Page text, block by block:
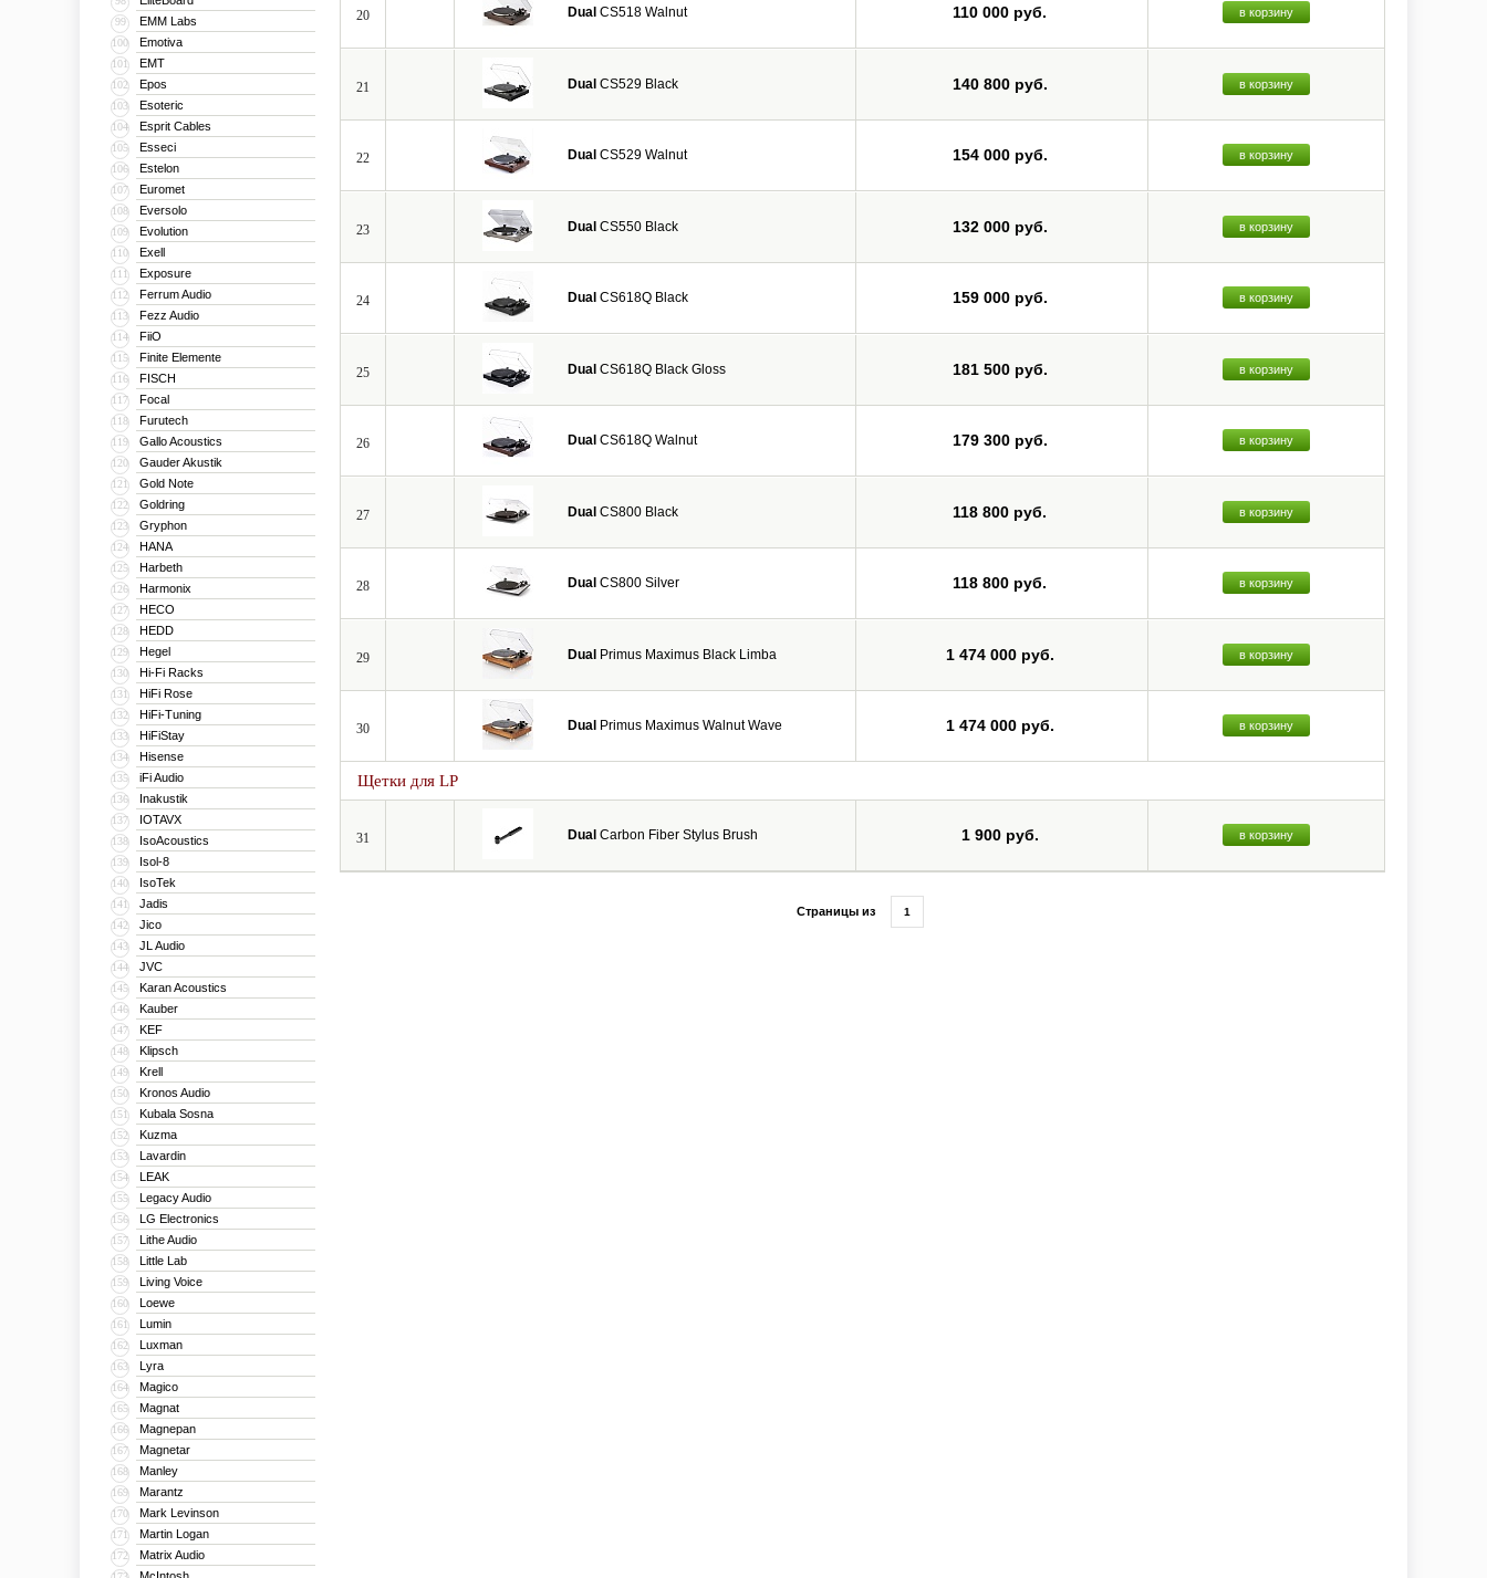
99 EMM Labs
100 Emotiva
101 EMT
102 Epos
103 Esoteric
104 Esprit Cables
105 Esseci
106 Estelon
107 Euromet
108 Eversolo
109 Evolution
110 Exell
111 Exposure
112 Ferrum Audio
113 Fezz Audio
114 FiiO
115 Finite Elemente
116 FISCH
117 Focal
118 Furutech
119 Gallo Acoustics
120 Gauder Akustik
121 Gold Note
122 Goldring
123 Gryphon
124 HANA
125 Harbeth
126 Harmonix
127 HECO
128 HEDD
129 Hegel
130 Hi-Fi Racks
131 HiFi Rose
132 HiFi-Tuning
133 HiFiStay
134 Hisense
135 iFi Audio
136 Inakustik
137 IOTAVX
138 IsoAcoustics
139 Isol-8
140 IsoTek
141 Jadis
142 Jico
143 JL Audio
144 JVC
145 Karan Acoustics
146 Kauber
147 KEF
148 Klipsch
149 Krell
150 Kronos Audio
151 Kubala Sosna
152 Kuzma
153 Lavardin
154 LEAK
155 Legacy Audio
156 LG Electronics
157 Lithe Audio
158 Little Lab
159 Living Voice
160 Loewe
161 Lumin
162 Luxman
163 Lyra
164 Magico
165 Magnat
166 Magnepan
167 Magnetar
168 Manley
169 Marantz
170 Mark Levinson
171 Martin Logan
172 Matrix Audio
20 Dual CS518 Walnut 110 000 руб. в корзину
21 Dual CS529 Black 140 800 руб. в корзину
22 Dual CS529 Walnut 154 000 руб. в корзину
23 Dual CS550 Black 132 000 руб. в корзину
24 Dual CS618Q Black 159 000 руб. в корзину
25 Dual CS618Q Black Gloss 181 500 руб. в корзину
26 Dual CS618Q Walnut 179 300 руб. в корзину
27 Dual CS800 Black 118 800 руб. в корзину
28 Dual CS800 Silver 118 800 руб. в корзину
29 Dual Primus Maximus Black Limba 1 474 000 руб. в корзину
30 Dual Primus Maximus Walnut Wave 1 474 000 руб. в корзину
Щетки для LP
31 Dual Carbon Fiber Stylus Brush 1 900 руб. в корзину
Страницы из 1